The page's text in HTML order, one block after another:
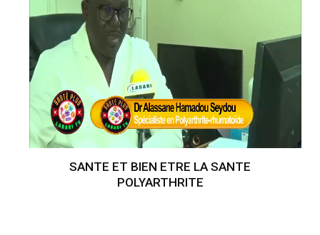
SANTE ET BIEN ETRE LA SANTE
POLYARTHRITE